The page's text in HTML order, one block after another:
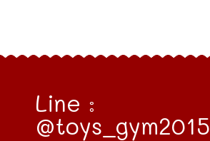
Line :
@toys_gym2015